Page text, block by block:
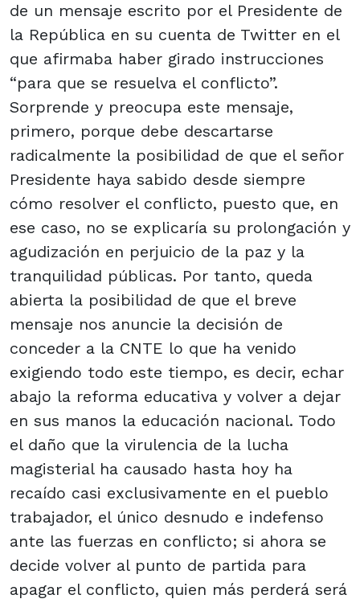
de un mensaje escrito por el Presidente de
la República en su cuenta de Twitter en el
que afirmaba haber girado instrucciones
“para que se resuelva el conflicto”.
Sorprende y preocupa este mensaje,
primero, porque debe descartarse
radicalmente la posibilidad de que el señor
Presidente haya sabido desde siempre
cómo resolver el conflicto, puesto que, en
ese caso, no se explicaría su prolongación y
agudización en perjuicio de la paz y la
tranquilidad públicas. Por tanto, queda
abierta la posibilidad de que el breve
mensaje nos anuncie la decisión de
conceder a la CNTE lo que ha venido
exigiendo todo este tiempo, es decir, echar
abajo la reforma educativa y volver a dejar
en sus manos la educación nacional. Todo
el daño que la virulencia de la lucha
magisterial ha causado hasta hoy ha
recaído casi exclusivamente en el pueblo
trabajador, el único desnudo e indefenso
ante las fuerzas en conflicto; si ahora se
decide volver al punto de partida para
apagar el conflicto, quien más perderá será